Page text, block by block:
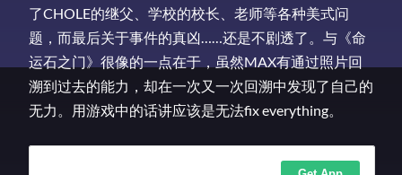
了CHOLE的继父、学校的校长、老师等各种美式问
题，而最后关于事件的真凶……还是不剧透了。与《命
运石之门》很像的一点在于，虽然MAX有通过照片回
溯到过去的能力，却在一次又一次回溯中发现了自己的
无力。用游戏中的话讲应该是无法fix everything。